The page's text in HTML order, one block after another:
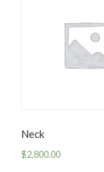
Neck
$2,800.00